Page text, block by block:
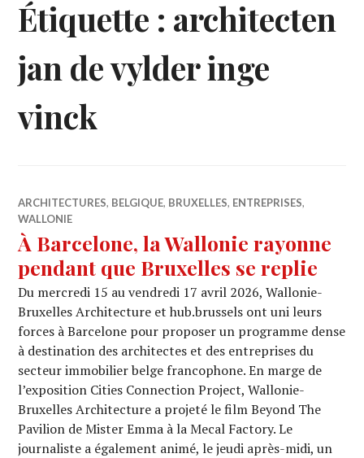
Étiquette : architecten
jan de vylder inge
vinck
ARCHITECTURES, BELGIQUE, BRUXELLES, ENTREPRISES,
WALLONIE
À Barcelone, la Wallonie rayonne
pendant que Bruxelles se replie
Du mercredi 15 au vendredi 17 avril 2026, Wallonie-
Bruxelles Architecture et hub.brussels ont uni leurs
forces à Barcelone pour proposer un programme dense
à destination des architectes et des entreprises du
secteur immobilier belge francophone. En marge de
l’exposition Cities Connection Project, Wallonie-
Bruxelles Architecture a projeté le film Beyond The
Pavilion de Mister Emma à la Mecal Factory. Le
journaliste a également animé, le jeudi après-midi, un